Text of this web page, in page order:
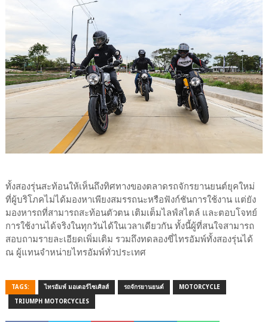
ทั้งสองรุ่นสะท้อนให้เห็นถึงทิศทางของตลาดรถจักรยานยนต์ยุคใหม่
ที่ผู้บริโภคไม่ได้มองหาเพียงสมรรถนะหรือฟังก์ชันการใช้งาน แต่ยัง
มองหารถที่สามารถสะท้อนตัวตน เติมเต็มไลฟ์สไตล์ และตอบโจทย์
การใช้งานได้จริงในทุกวันได้ในเวลาเดียวกัน ทั้งนี้ผู้ที่สนใจสามารถ
สอบถามรายละเอียดเพิ่มเติม รวมถึงทดลองขี่ไทรอัมพ์ทั้งสองรุ่นได้
ณ ผู้แทนจำหน่ายไทรอัมพ์ทั่วประเทศ
TAGS: ไทรอัมพ์ มอเตอร์ไซเคิลส์ รถจักรยานยนต์ MOTORCYCLE
TRIUMPH MOTORCYCLES